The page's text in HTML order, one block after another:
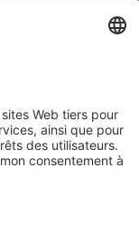
pour la vie